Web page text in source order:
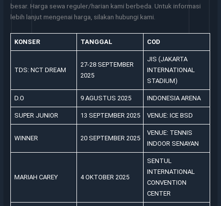
besar. Harga sewa reguler/harian kami berbeda. Untuk informasi
lebih lanjut mengenai harga, silakan hubungi kami.
KONSER TANGGAL COD
TDS: NCT DREAM
27-28 SEPTEMBER
2025
JIS (JAKARTA
INTERNATIONAL
STADIUM)
D.O 9 AGUSTUS 2025 INDONESIA ARENA
SUPER JUNIOR 13 SEPTEMBER 2025 VENUE: ICE BSD
WINNER 20 SEPTEMBER 2025
VENUE: TENNIS
INDOOR SENAYAN
MARIAH CAREY 4 OKTOBER 2025
SENTUL
INTERNATIONAL
CONVENTION
CENTER